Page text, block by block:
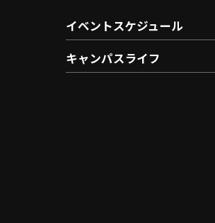
イベントスケジュール
キャンパスライフ